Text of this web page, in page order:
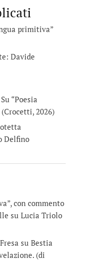
primitiva”
Davide
“Poesia
2026)
Delfino
con commento
su Lucia Triolo
su Bestia
(di